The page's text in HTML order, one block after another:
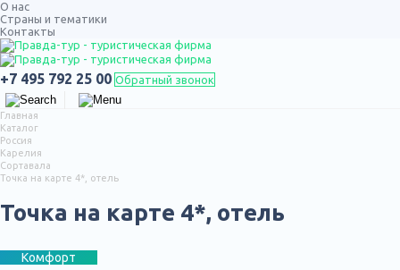
О нас
Страны и тематики
Контакты
ТУРЫ ПО РОССИИ
+7 495 792 25 00 Обратный звонок
Главная
Каталог
Россия
Карелия
Сортавала
Точка на карте 4*, отель
Точка на карте 4*, отель
Комфорт